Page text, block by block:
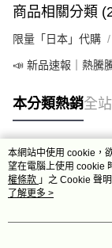
商品相關分類
限量「日本」代購
📣 新品速報｜熱騰
本分類熱銷全
熱門標籤
本網站中使用 cookie，
望在電腦上使用 cookie
權條款 」之 Cookie 聲
用條款之 Cookie 聲明使
了解更多 >